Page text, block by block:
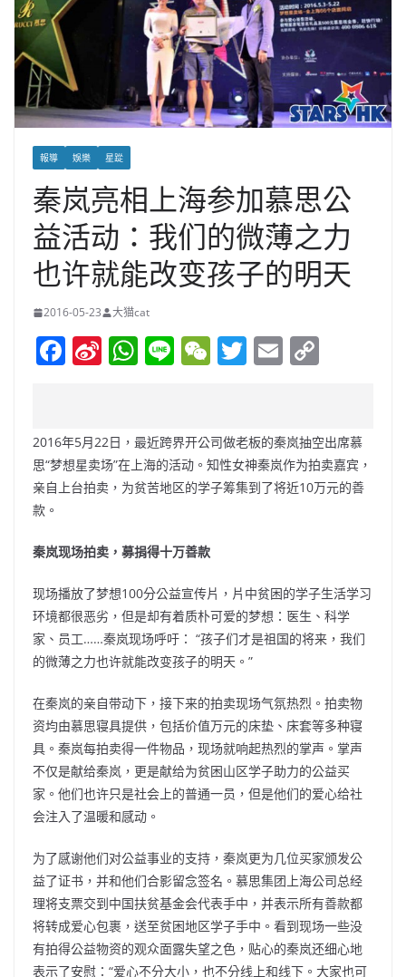
報導 娛樂 星踨
秦岚亮相上海参加慕思公
益活动：我们的微薄之力
也许就能改变孩子的明天
2016-05-23 大猫cat
F
e
b
o
k
Si
W
ei
b
W
s
A
p
Li W
h
at
T
er
E
l y
Li
n
2016年5月22日，最近跨界开公司做老板的秦岚抽空出席慕
思“梦想星卖场”在上海的活动。知性女神秦岚作为拍卖嘉宾，
亲自上台拍卖，为贫苦地区的学子筹集到了将近10万元的善
款。
秦岚现场拍卖，募捐得十万善款
现场播放了梦想100分公益宣传片，片中贫困的学子生活学习
环境都很恶劣，但是却有着质朴可爱的梦想：医生、科学
家、员工……秦岚现场呼吁： “孩子们才是祖国的将来，我们
的微薄之力也许就能改变孩子的明天。”
在秦岚的亲自带动下，接下来的拍卖现场气氛热烈。拍卖物
资均由慕思寝具提供，包括价值万元的床垫、床套等多种寝
具。秦岚每拍卖得一件物品，现场就响起热烈的掌声。掌声
不仅是献给秦岚，更是献给为贫困山区学子助力的公益买
家。他们也许只是社会上的普通一员，但是他们的爱心给社
会注入了温暖和感动。
为了感谢他们对公益事业的支持，秦岚更为几位买家颁发公
益了证书，并和他们合影留念签名。慕思集团上海公司总经
理将支票交到中国扶贫基金会代表手中，并表示所有善款都
将转成爱心包裹，送至贫困地区学子手中。看到现场一些没
有拍得公益物资的观众面露失望之色，贴心的秦岚还细心地
表示了安慰：“爱心不分大小，也不分线上和线下。大家也可